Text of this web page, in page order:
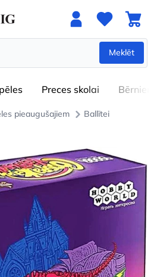
Meklēt
Preces skolai Bērniem
pieaugušajiem Ballītei